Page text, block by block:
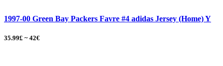
1997-00 Green Bay Packers Favre #4 adidas Jersey (Home) Y
35.99£ ~ 42€